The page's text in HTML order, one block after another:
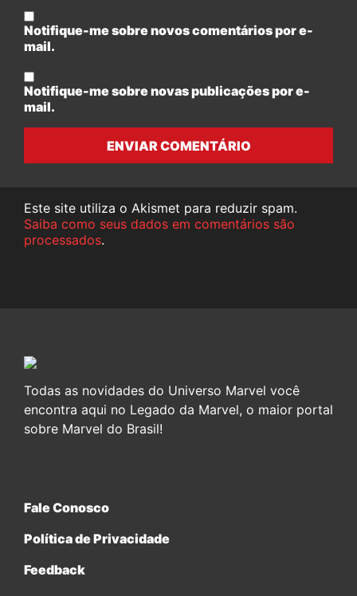
Notifique-me sobre novos comentários por e-
mail.
Notifique-me sobre novas publicações por e-
mail.
ENVIAR COMENTÁRIO
Este site utiliza o Akismet para reduzir spam.
Saiba como seus dados em comentários são
processados.
Todas as novidades do Universo Marvel você
encontra aqui no Legado da Marvel, o maior portal
sobre Marvel do Brasil!
Fale Conosco
Política de Privacidade
Feedback